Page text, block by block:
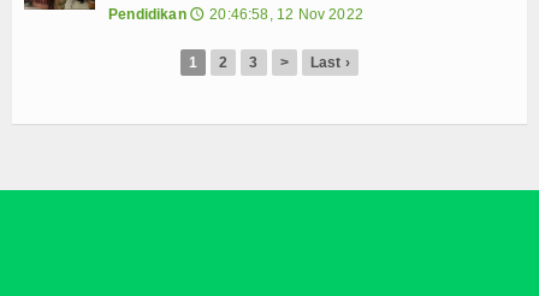
Perangkat PBM
Setiap Mata Pelajaran
Zona Integritas(ZI)
Pendidikan 🕔 20:46:58, 12 Nov 2022
1 2 3 > Last ›